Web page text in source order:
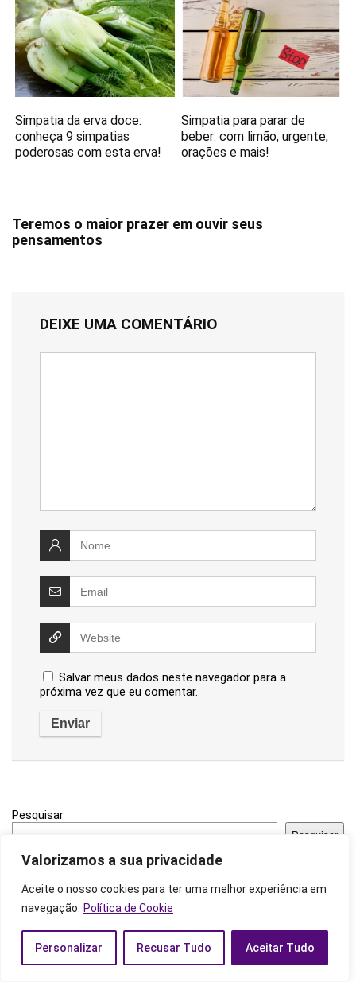
Valorizamos a sua privacidade
Aceite o nosso cookies para ter uma melhor experiência em
navegação.
Política de Cookie
Personalizar Recusar Tudo Aceitar Tudo
Simpatia da erva doce:
conheça 9 simpatias
poderosas com esta erva!
Simpatia para parar de
beber: com limão, urgente,
orações e mais!
Teremos o maior prazer em ouvir seus
pensamentos
DEIXE UMA COMENTÁRIO
Salvar meus dados neste navegador para a
próxima vez que eu comentar.
Pesquisar
Pesquisar
Tags Populares
Alimentação(33) Animais(16) Ano Pessoal